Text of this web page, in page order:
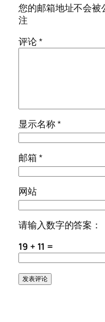
您的邮箱地址不会被
注
评论*
显示名称*
邮箱*
网站
请输入数字的答案：
19 + 11 =